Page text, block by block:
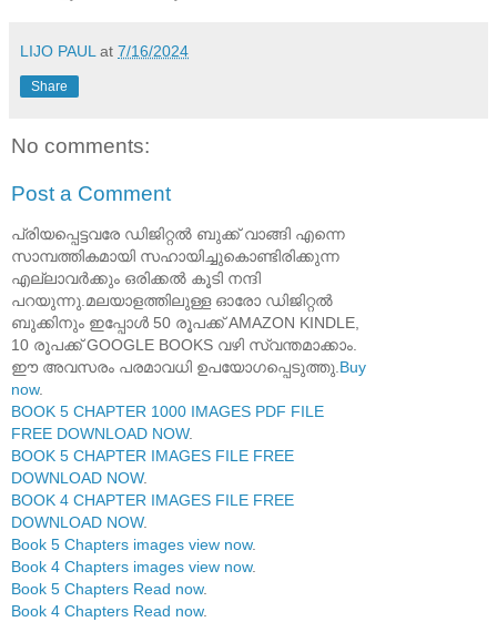
LIJO PAUL at 7/16/2024
Share
No comments:
Post a Comment
പ്രിയപ്പെട്ടവരേ ഡിജിറ്റൽ ബുക്ക് വാങ്ങി എന്നെ
സാമ്പത്തികമായി സഹായിച്ചുകൊണ്ടിരിക്കുന്ന
എല്ലാവർക്കും ഒരിക്കൽ കൂടി നന്ദി
പറയുന്നു.മലയാളത്തിലുള്ള ഓരോ ഡിജിറ്റൽ
ബുക്കിനും ഇപ്പോൾ 50 രൂപക്ക് AMAZON KINDLE,
10 രൂപക്ക് GOOGLE BOOKS വഴി സ്വന്തമാക്കാം.
ഈ അവസരം പരമാവധി ഉപയോഗപ്പെടുത്തു. Buy
now.
BOOK 5 CHAPTER 1000 IMAGES PDF FILE
FREE DOWNLOAD NOW.
BOOK 5 CHAPTER IMAGES FILE FREE
DOWNLOAD NOW.
BOOK 4 CHAPTER IMAGES FILE FREE
DOWNLOAD NOW.
Book 5 Chapters images view now.
Book 4 Chapters images view now.
Book 5 Chapters Read now.
Book 4 Chapters Read now.